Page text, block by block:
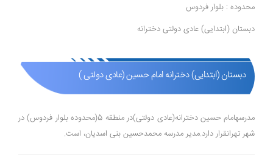
محدوده : بلوار فردوس
دبستان (ابتدایی) عادی دولتی دخترانه
دبستان (ابتدایی) دخترانه امام حسین (عادی دولتی )
مدرسهامام حسین دخترانه(عادی دولتی)در منطقه 5(محدوده بلوار فردوس) در
شهر تهرانقرار دارد.مدیر مدرسه محمدحسین بنی اسدیان، است.